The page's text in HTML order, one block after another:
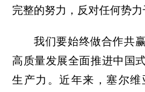
完整的努力，反对任何势力
我们要始终做合作共
高质量发展全面推进中国
生产力。近年来，塞尔